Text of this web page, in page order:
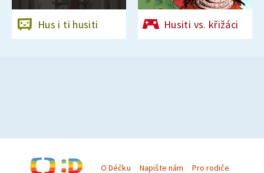
Hus i ti husiti Husiti vs. křižáci
O Déčku Napište nám Pro rodiče